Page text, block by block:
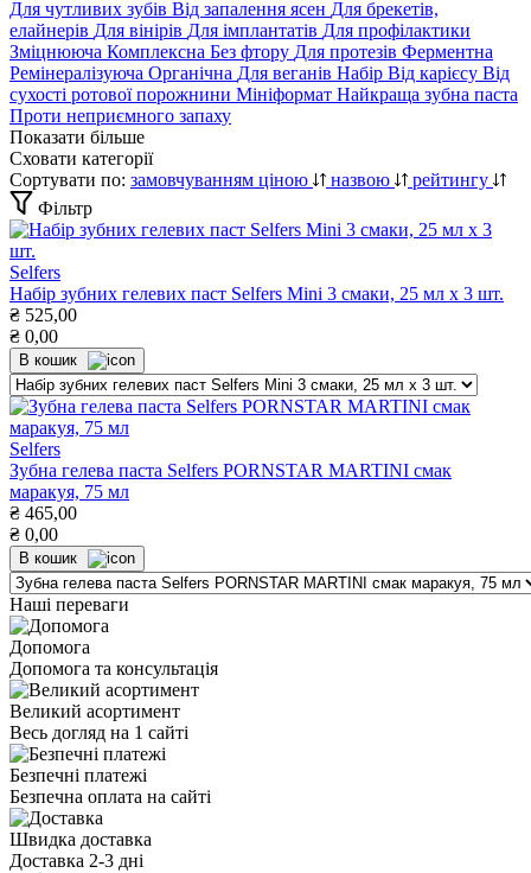
Для чутливих зубів Від запалення ясен Для брекетів,
елайнерів Для вінірів Для імплантатів Для профілактики
Зміцнююча Комплексна Без фтору Для протезів Ферментна
Ремінералізуюча Органічна Для веганів Набір Від карієсу Від
сухості ротової порожнини Мініформат Найкраща зубна паста
Проти неприємного запаху
Показати більше
Сховати категорії
Сортувати по: замовчуванням ціною назвою
рейтингу
Фільтр
Selfers
Набір зубних гелевих паст Selfers Mini 3 смаки, 25 мл х 3 шт.
₴ 525,00
₴ 0,00
В кошик
Selfers
Зубна гелева паста Selfers PORNSTAR MARTINI смак
маракуя, 75 мл
₴ 465,00
₴ 0,00
В кошик
Наші переваги
Допомога
Допомога та консультація
Великий асортимент
Весь догляд на 1 сайті
Безпечні платежі
Безпечна оплата на сайті
Швидка доставка
Доставка 2-3 дні